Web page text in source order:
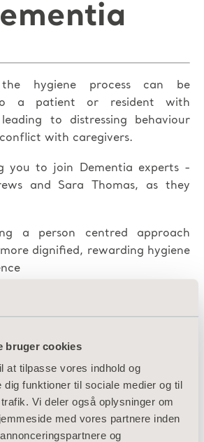
bruger cookies
at tilpasse vores indhold og
dig funktioner til sociale medier og til
Vi deler også oplysninger om
med vores partnere inden
og
hygiene process can be
to a patient or resident with
to distressing behaviour
with caregivers.
you to join Dementia experts -
and Sara Thomas, as they
a person centred approach
dignified, rewarding hygiene
and capture positive moments
comfort, calm and well-being
that facilitate a safer
hygiene care process for care